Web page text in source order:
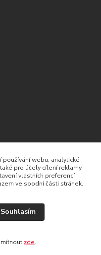
používání webu, analytické
pro účely cílení reklamy
vlastních preferencí
ve spodní části stránek.
Souhlasím
zde.